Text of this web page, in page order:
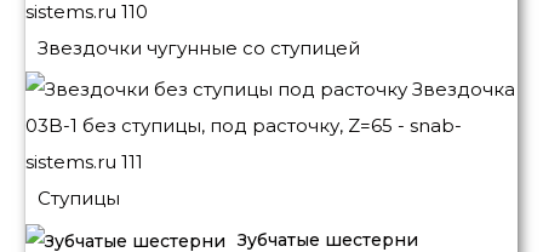
Звездочки чугунные со ступицей
Ступицы
Зубчатые шестерни